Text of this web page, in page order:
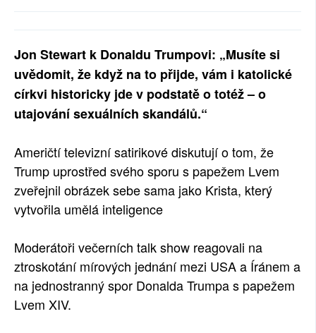
Jon Stewart k Donaldu Trumpovi: „Musíte si
uvědomit, že když na to přijde, vám i katolické
církvi historicky jde v podstatě o totéž – o
utajování sexuálních skandálů.“
Američtí televizní satirikové diskutují o tom, že
Trump uprostřed svého sporu s papežem Lvem
zveřejnil obrázek sebe sama jako Krista, který
vytvořila umělá inteligence
Moderátoři večerních talk show reagovali na
ztroskotání mírových jednání mezi USA a Íránem a
na jednostranný spor Donalda Trumpa s papežem
Lvem XIV.